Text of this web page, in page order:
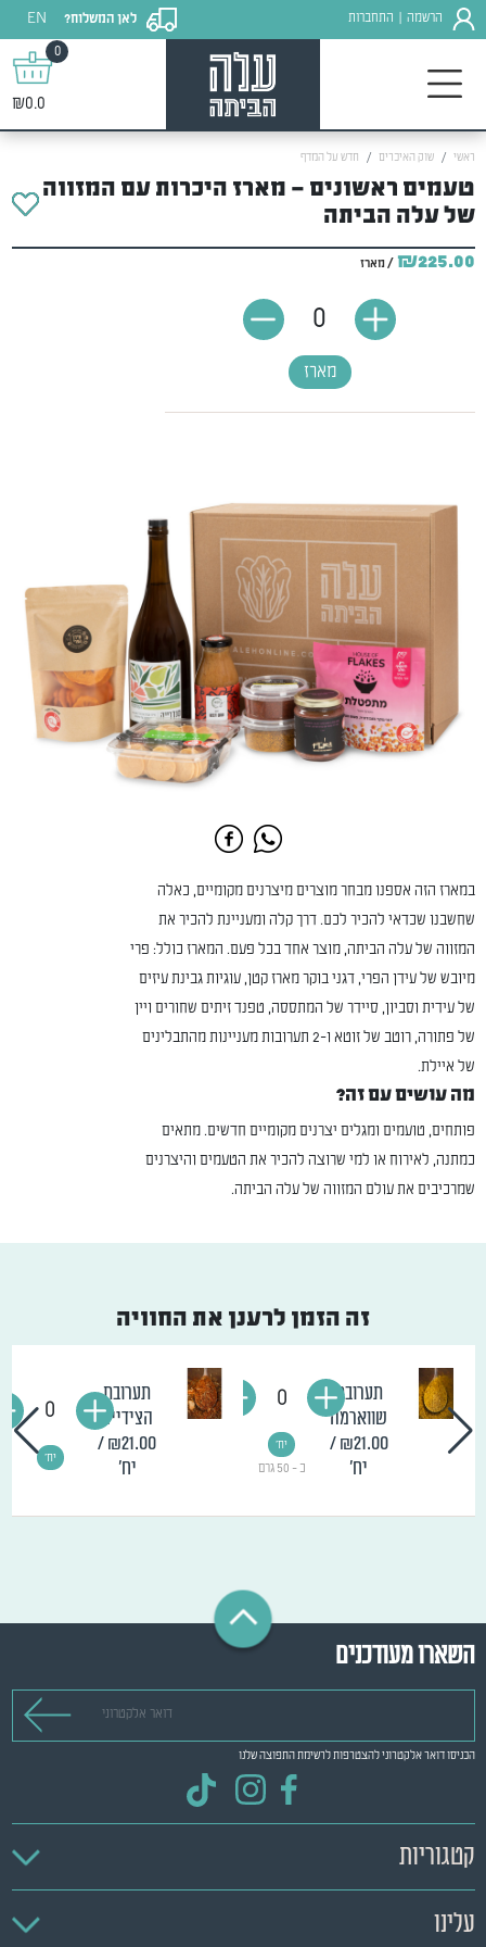
הרשמה התחברות לאן המשלוח?
EN
0
₪0.0
ראשי שוק האיכרים חדש על המדף
טעמים ראשונים – מארז היכרות עם המזווה
של עלה הביתה
₪225.00 / מארז
מארז
0
במארז הזה אספנו מבחר מוצרים מיצרנים מקומיים, כאלה
שחשבנו שכדאי להכיר לכם. דרך קלה ומעניינת להכיר את
המזווה של עלה הביתה, מוצר אחד בכל פעם. המארז כולל: פרי
מיובש של עידן הפרי, דגני בוקר מארז קטן, עוגיות גבינת עיזים
של עידית וסביון, סיידר של המתססה, טפנד זיתים שחורים ויין
של פתורה, רוטב של זוטא ו-2 תערובות מעניינות מהתבלינים
של איילת.
מה עושים עם זה?
פותחים, טועמים ומגלים יצרנים מקומיים חדשים. מתאים
כמתנה, לאירוח או למי שרוצה להכיר את הטעמים והיצרנים
שמרכיבים את עולם המזווה של עלה הביתה.
זה הזמן לרענן את החוויה
תערובת
שווארמה
₪21.00
/
יח'
כ - 50 גרם
יח'
0
תערובת
הצידיים
₪21.00
/
יח'
יח'
0
השארו מעודכנים
הכניסו דואר אלקטרוני להצטרפות לרשימת התפוצה שלנו
קטגוריות
עלינו